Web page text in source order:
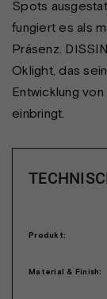
Spots
fungiert es als
Präsenz.
Oklight, das
Entwicklung
einbringt.
Produkt:
Material & Finish: